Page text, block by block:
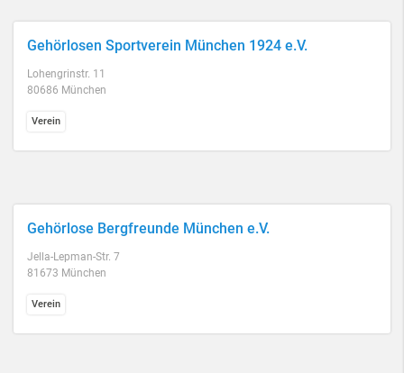
Gehörlosen Sportverein München 1924 e.V.
Lohengrinstr. 11
80686 München
Verein
Gehörlose Bergfreunde München e.V.
Jella-Lepman-Str. 7
81673 München
Verein